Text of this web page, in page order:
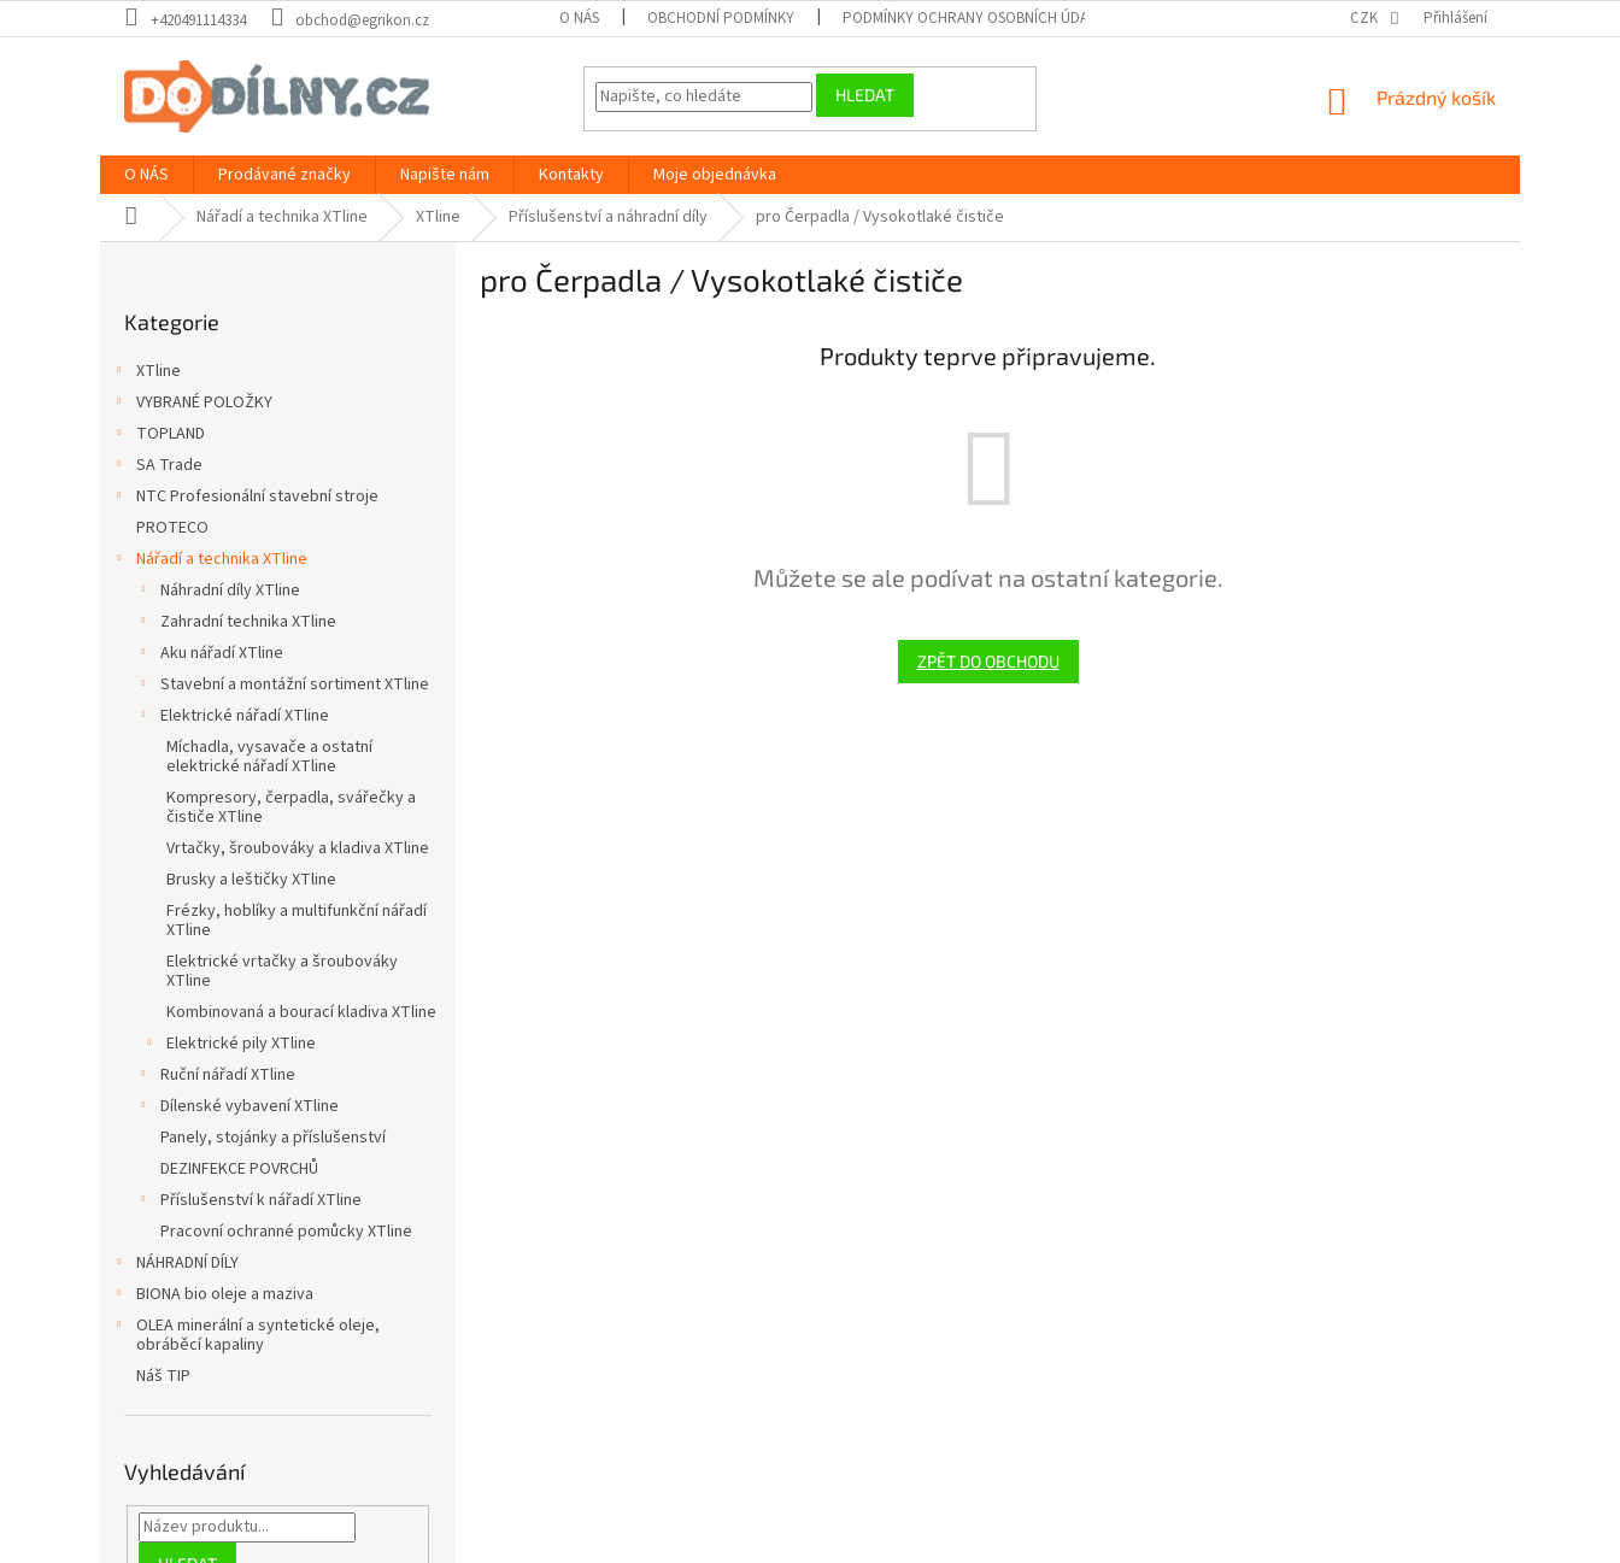
na
+420491114334 obchod@egrikon.cz O NÁS OBCHODNÍ PODMÍNKY PODMÍNKY OCHRANY OSOBNÍCH ÚDAJŮ GDPR CZK Přihlášení
HLEDAT
NÁKUPNÍ
Prázdný košík
O NÁS Prodávané značky Napište nám Kontakty
Moje objednávka
Domů Nářadí a technika XTline XTline Příslušenství a náhradní díly pro Čerpadla / Vysokotlaké čističe
kategorie
Kategorie
XTline
VYBRANÉ POLOŽKY
TOPLAND
SA Trade
NTC Profesionální stavební stroje
PROTECO
Nářadí a technika XTline
Náhradní díly XTline
Zahradní technika XTline
Aku nářadí XTline
Stavební a montážní sortiment XTline
Elektrické nářadí XTline
Míchadla, vysavače a ostatní
elektrické nářadí XTline
Kompresory, čerpadla, svářečky a
čističe XTline
Vrtačky, šroubováky a kladiva XTline
Brusky a leštičky XTline
Frézky, hoblíky a multifunkční nářadí
XTline
Elektrické vrtačky a šroubováky
XTline
Kombinovaná a bourací kladiva XTline
Elektrické pily XTline
Ruční nářadí XTline
Dílenské vybavení XTline
Panely, stojánky a příslušenství
DEZINFEKCE POVRCHŮ
Příslušenství k nářadí XTline
Pracovní ochranné pomůcky XTline
NÁHRADNÍ DÍLY
BIONA bio oleje a maziva
OLEA minerální a syntetické oleje,
obráběcí kapaliny
Náš TIP
Vyhledávání
pro Čerpadla / Vysokotlaké čističe
Produkty teprve připravujeme.
Můžete se ale podívat na ostatní kategorie.
ZPĚT DO OBCHODU